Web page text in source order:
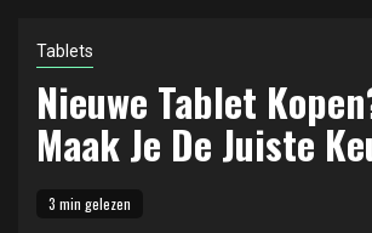
Tablets
Nieuwe Tablet
Maak Je De Juiste
3 min gelezen